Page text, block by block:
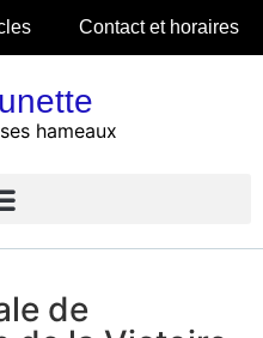
Contact et horaires
hameaux
de